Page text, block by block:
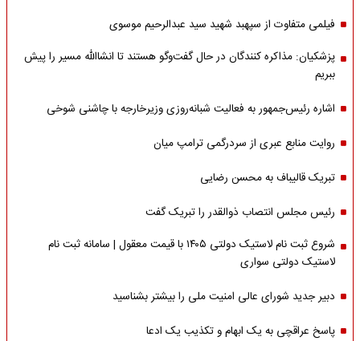
فیلمی متفاوت از سپهبد شهید سید عبدالرحیم موسوی
پزشکیان: مذاکره کنندگان در حال گفت‌وگو هستند تا انشاالله مسیر را پیش
ببریم
اشاره‌ رئیس‌جمهور به فعالیت شبانه‌روزی وزیر‌خارجه با چاشنی شوخی
روایت منابع عبری از سردرگمی ترامپ میان
تبریک قالیباف به محسن رضایی
رئیس مجلس انتصاب ذوالقدر را تبریک گفت
شروع ثبت نام لاستیک دولتی ۱۴۰۵ با قیمت معقول | سامانه ثبت نام
لاستیک دولتی سواری
دبیر جدید شورای عالی امنیت ملی را بیشتر بشناسید
پاسخ عراقچی به یک ابهام و تکذیب یک ادعا